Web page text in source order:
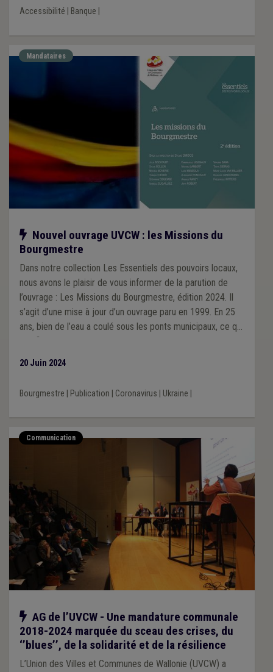
Accessibilité Banque
Mandataires
Notre action
Nouvel ouvrage UVCW : les Missions du
Bourgmestre
Dans notre collection Les Essentiels des pouvoirs locaux,
nous avons le plaisir de vous informer de la parution de
l’ouvrage : Les Missions du Bourgmestre, édition 2024. Il
s’agit d’une mise à jour d’un ouvrage paru en 1999. En 25
ans, bien de l’eau a coulé sous les ponts municipaux, ce qui
justifiait amplement une 2e édition, très consistante.
20 Juin 2024
Bourgmestre Publication Coronavirus Ukraine
Communication
Notre action
AG de l’UVCW - Une mandature communale
2018-2024 marquée du sceau des crises, du
‘’blues’’, de la solidarité et de la résilience
L’Union des Villes et Communes de Wallonie (UVCW) a